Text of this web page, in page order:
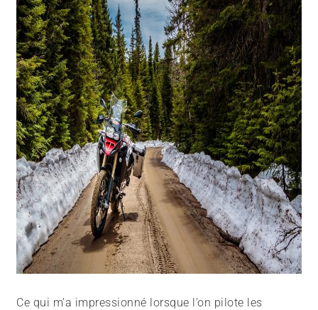
Ce qui m’a impressionné lorsque l’on pilote les